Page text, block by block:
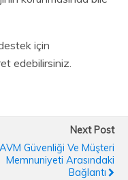
için
edebilirsiniz.
Next Post
AVM Güvenliği Ve Müşteri
Memnuniyeti Arasındaki
Bağlantı